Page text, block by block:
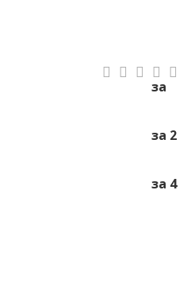
за
за 2
за 4